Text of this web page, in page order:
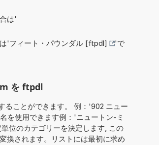
は'
'フィート・パウンダル [ftpdl]
'で
を ftpdl
ることができます。 例：'902 ニュー
を使用できます例：'ニュートン-ミ
位のカテゴリーを決定します, この
換されます。リストには最初に求め